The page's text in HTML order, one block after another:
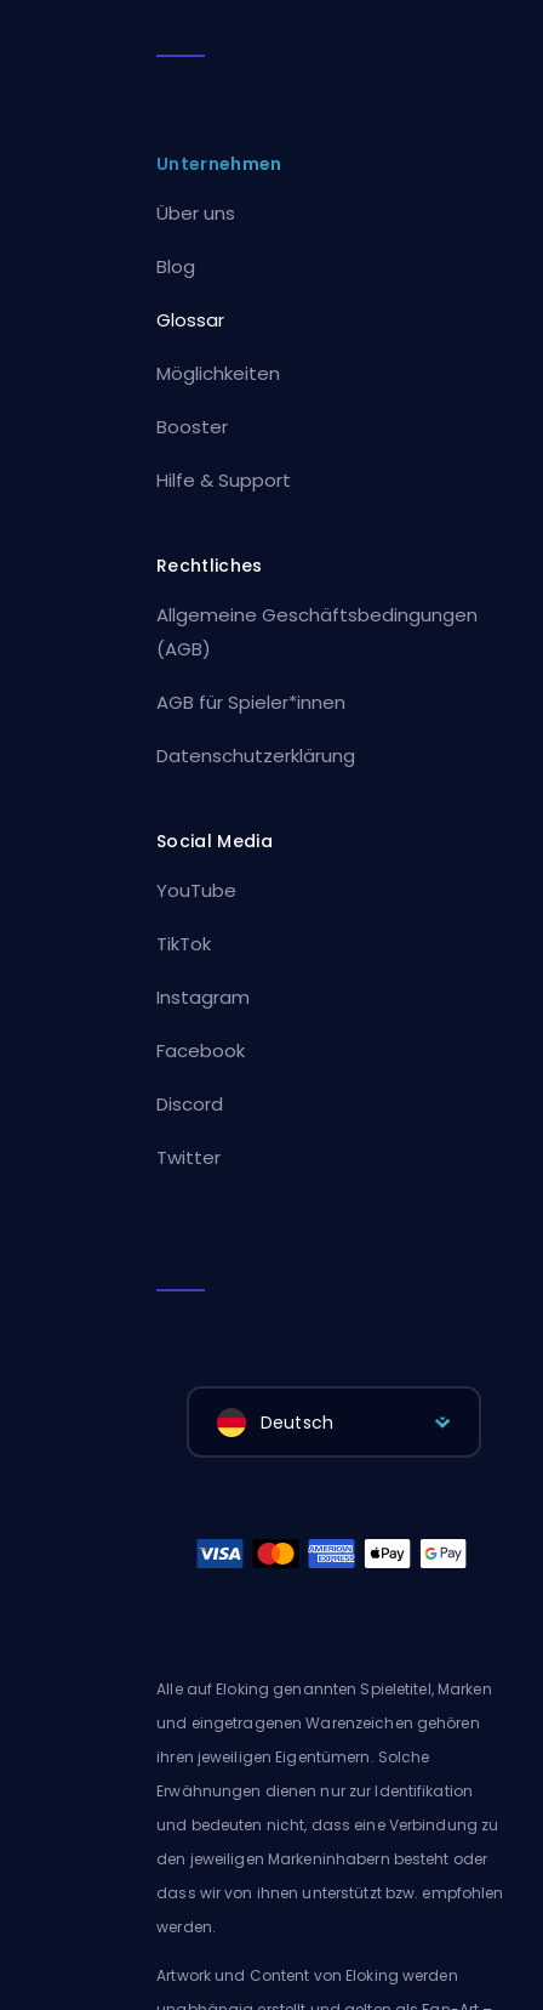
Unternehmen
Über uns
Blog
Glossar
Möglichkeiten
Booster
Hilfe & Support
Rechtliches
Allgemeine Geschäftsbedingungen
(AGB)
AGB für Spieler*innen
Datenschutzerklärung
Social Media
YouTube
TikTok
Instagram
Facebook
Discord
Twitter
Deutsch
Alle auf Eloking genannten Spieletitel, Marken
und eingetragenen Warenzeichen gehören
ihren jeweiligen Eigentümern. Solche
Erwähnungen dienen nur zur Identifikation
und bedeuten nicht, dass eine Verbindung zu
den jeweiligen Markeninhabern besteht oder
dass wir von ihnen unterstützt bzw. empfohlen
werden.
Artwork und Content von Eloking werden